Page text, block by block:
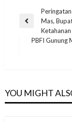
Mas,
PBFI Gunung
YOU MIGHT